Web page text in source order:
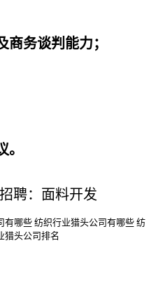
务谈判能力；
有哪些 纺织行业猎头公司有哪些 纺
猎头公司排名